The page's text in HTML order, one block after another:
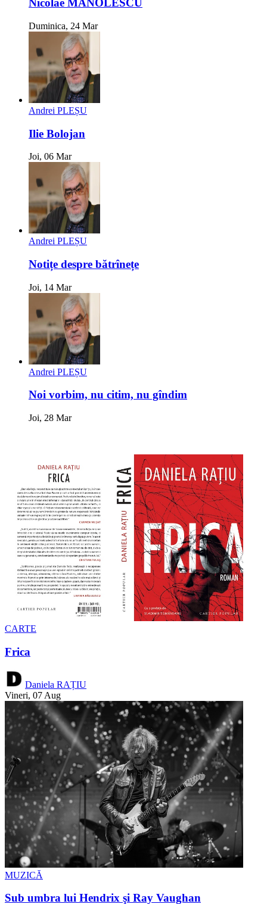
Nicolae MANOLESCU
Duminica, 24 Mar
Andrei PLEȘU
Ilie Bolojan
Joi, 06 Mar
Andrei PLEȘU
Notițe despre bătrînețe
Joi, 14 Mar
Andrei PLEȘU
Noi vorbim, nu citim, nu gîndim
Joi, 28 Mar
CARTE
Frica
Daniela RAȚIU
Vineri, 07 Aug
MUZICĂ
Sub umbra lui Hendrix şi Ray Vaughan